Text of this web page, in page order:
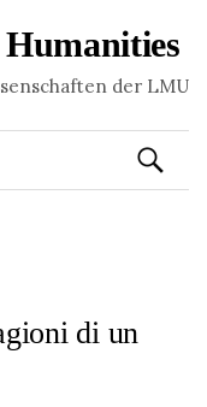
der LMU
Suchen
nach:
di un